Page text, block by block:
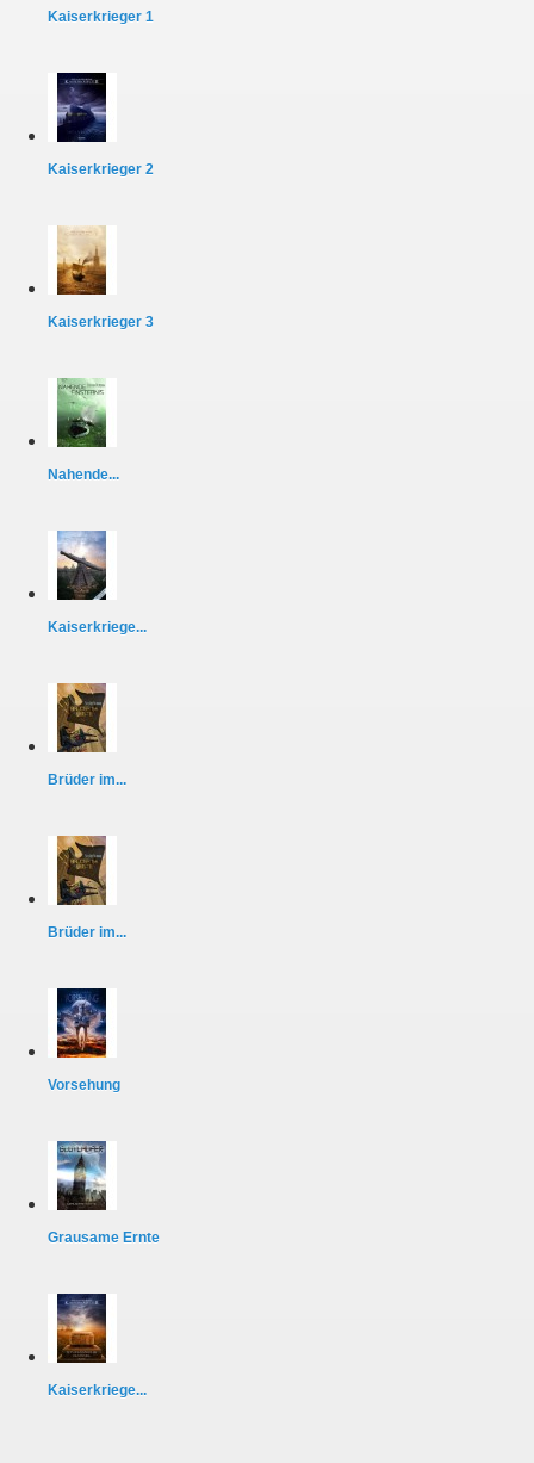
Kaiserkrieger 1
Kaiserkrieger 2
Kaiserkrieger 3
Nahende...
Kaiserkriege...
Brüder im...
Brüder im...
Vorsehung
Grausame Ernte
Kaiserkriege...